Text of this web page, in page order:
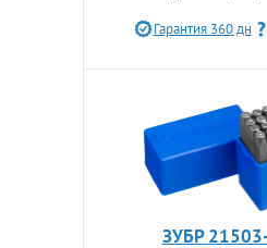
Гарантия 360 дн
ЗУБР